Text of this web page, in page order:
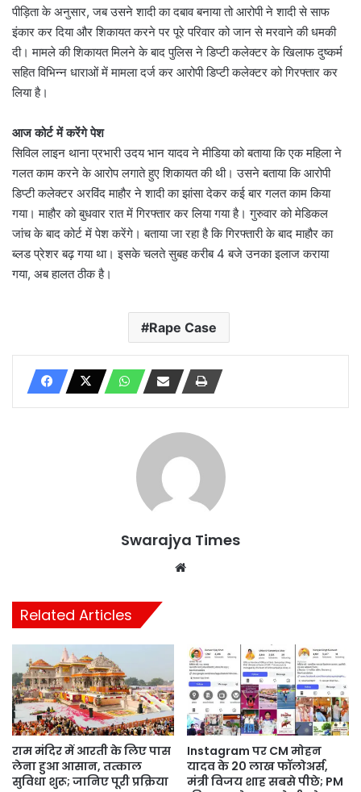
पीड़िता के अनुसार, जब उसने शादी का दबाव बनाया तो आरोपी ने शादी से साफ
इंकार कर दिया और शिकायत करने पर पूरे परिवार को जान से मरवाने की धमकी
दी। मामले की शिकायत मिलने के बाद पुलिस ने डिप्टी कलेक्टर के खिलाफ दुष्कर्म
सहित विभिन्न धाराओं में मामला दर्ज कर आरोपी डिप्टी कलेक्टर को गिरफ्तार कर
लिया है।
आज कोर्ट में करेंगे पेश
सिविल लाइन थाना प्रभारी उदय भान यादव ने मीडिया को बताया कि एक महिला ने
गलत काम करने के आरोप लगाते हुए शिकायत की थी। उसने बताया कि आरोपी
डिप्टी कलेक्टर अरविंद माहौर ने शादी का झांसा देकर कई बार गलत काम किया
गया। माहौर को बुधवार रात में गिरफ्तार कर लिया गया है। गुरुवार को मेडिकल
जांच के बाद कोर्ट में पेश करेंगे। बताया जा रहा है कि गिरफ्तारी के बाद माहौर का
ब्लड प्रेशर बढ़ गया था। इसके चलते सुबह करीब 4 बजे उनका इलाज कराया
गया, अब हालत ठीक है।
Rape Case
Swarajya Times
Related Articles
राम मंदिर में आरती के लिए पास
लेना हुआ आसान, तत्काल
सुविधा शुरू; जानिए पूरी प्रक्रिया
Instagram पर CM मोहन
यादव के 20 लाख फॉलोअर्स,
मंत्री विजय शाह सबसे पीछे; PM